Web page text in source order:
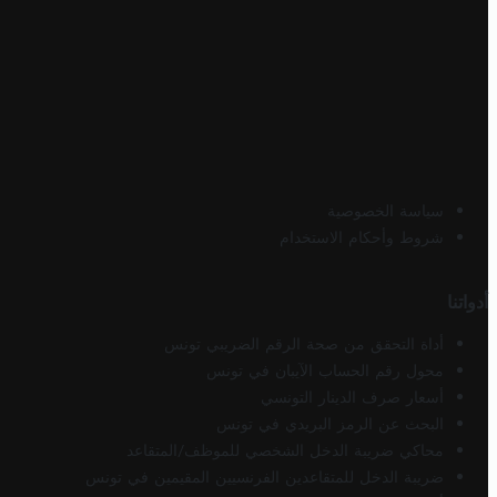
سياسة الخصوصية
شروط وأحكام الاستخدام
أدواتنا
أداة التحقق من صحة الرقم الضريبي تونس
محول رقم الحساب الآيبان في تونس
أسعار صرف الدينار التونسي
البحث عن الرمز البريدي في تونس
محاكي ضريبة الدخل الشخصي للموظف/المتقاعد
ضريبة الدخل للمتقاعدين الفرنسيين المقيمين في تونس